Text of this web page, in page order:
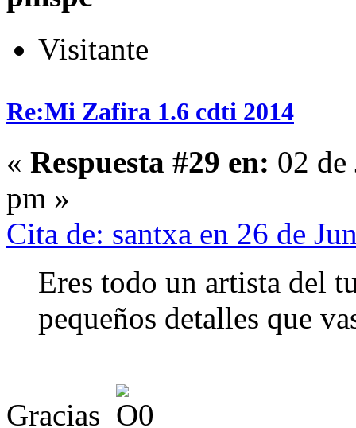
Visitante
Re:Mi Zafira 1.6 cdti 2014
« Respuesta #29 en: 02
pm »
Cita de: santxa en 26 de
Eres todo un artista del
pequeños detalles que
Gracias